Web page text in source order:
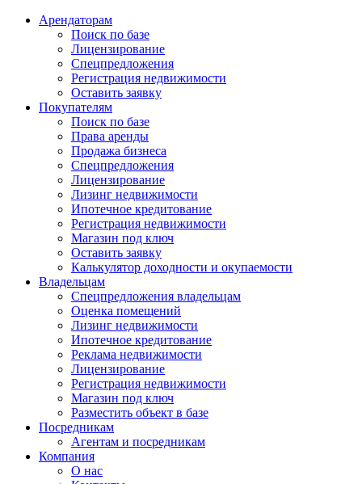
Арендаторам
Поиск по базе
Лицензирование
Спецпредложения
Регистрация недвижимости
Оставить заявку
Покупателям
Поиск по базе
Права аренды
Продажа бизнеса
Спецпредложения
Лицензирование
Лизинг недвижимости
Ипотечное кредитование
Регистрация недвижимости
Магазин под ключ
Оставить заявку
Калькулятор доходности и окупаемости
Владельцам
Спецпредложения владельцам
Оценка помещений
Лизинг недвижимости
Ипотечное кредитование
Реклама недвижимости
Лицензирование
Регистрация недвижимости
Магазин под ключ
Разместить объект в базе
Посредникам
Агентам и посредникам
Компания
О нас